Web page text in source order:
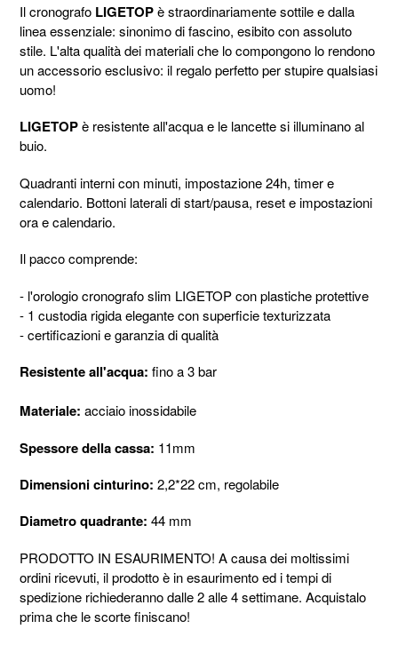
Il cronografo LIGETOPè straordinariamente sottile e dalla
linea essenziale: sinonimo di fascino, esibito con assoluto
stile. L'alta qualità dei materiali che lo compongono lo rendono
un accessorio esclusivo: il regalo perfetto per stupire qualsiasi
uomo!
LIGETOPè resistente all'acqua e le lancette si illuminano al
buio.
Quadranti interni con minuti, impostazione 24h, timer e
calendario. Bottoni laterali di start/pausa, reset e impostazioni
ora e calendario.
Il pacco comprende:
- l'orologio cronografo slim LIGETOP con plastiche protettive
- 1 custodia rigida elegante con superficie texturizzata
- certificazioni e garanzia di qualità
Resistente all'acqua: fino a 3 bar
Materiale: acciaio inossidabile
Spessore della cassa: 11mm
Dimensioni cinturino: 2,2*22 cm, regolabile
Diametro quadrante: 44 mm
PRODOTTO IN ESAURIMENTO! A causa dei moltissimi
ordini ricevuti, il prodotto è in esaurimento ed i tempi di
spedizione richiederanno dalle 2 alle 4 settimane. Acquistalo
prima che le scorte finiscano!